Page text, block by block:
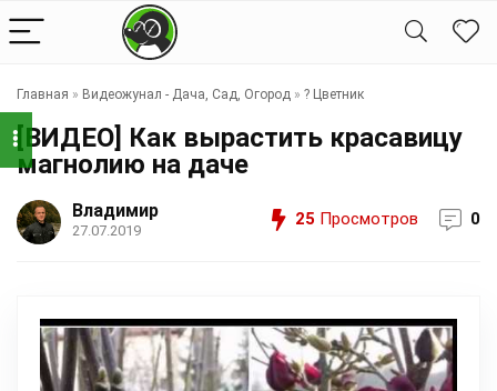
Главная » Видеожунал - Дача, Сад, Огород » ?️ Цветник
[ВИДЕО] Как вырастить красавицу
магнолию на даче
Владимир
27.07.2019
25 Просмотров 0